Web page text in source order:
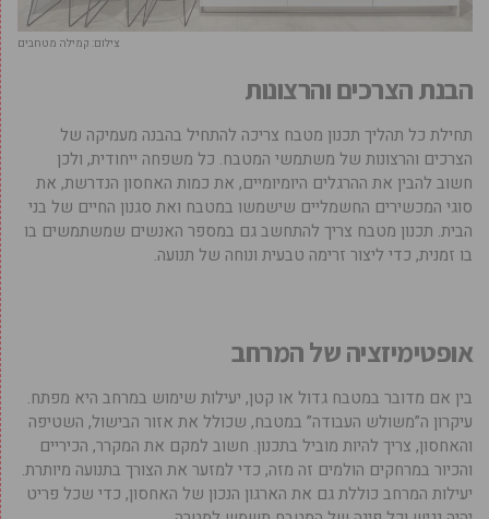
צילום: קמילה מטחבים
הבנת הצרכים והרצונות
תחילת כל תהליך תכנון מטבח צריכה להתחיל בהבנה מעמיקה של
הצרכים והרצונות של משתמשי המטבח. כל משפחה ייחודית, ולכן
חשוב להבין את ההרגלים היומיומיים, את כמות האחסון הנדרשת, את
סוגי המכשירים החשמליים שישמשו במטבח ואת סגנון החיים של בני
הבית. תכנון מטבח צריך להתחשב גם במספר האנשים שמשתמשים בו
בו זמנית, כדי ליצור זרימה טבעית ונוחה של תנועה.
אופטימיזציה של המרחב
בין אם מדובר במטבח גדול או קטן, יעילות שימוש במרחב היא מפתח.
עיקרון ה”משולש העבודה” במטבח, שכולל את אזור הבישול, השטיפה
והאחסון, צריך להיות מוביל בתכנון. חשוב למקם את המקרר, הכיריים
והכיור במרחקים הולמים זה מזה, כדי למזער את הצורך בתנועה מיותרת.
יעילות המרחב כוללת גם את הארגון הנכון של האחסון, כדי שכל פריט